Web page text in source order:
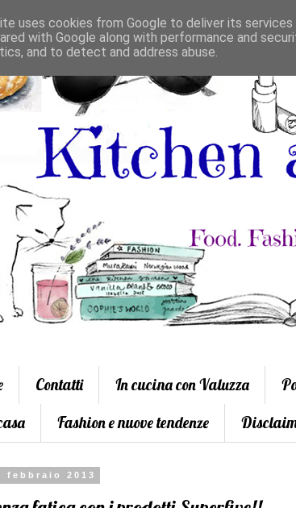
Contatti In cucina con Valuzza
Fashion e nuove tendenze
febbraio 2013
uses cookies from Google to deliver its
with Google along with performance and
and to detect and address abuse.